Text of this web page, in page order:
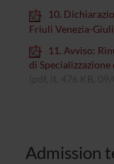
10.
Friuli Venezia-
11. Avviso:
di
Admission